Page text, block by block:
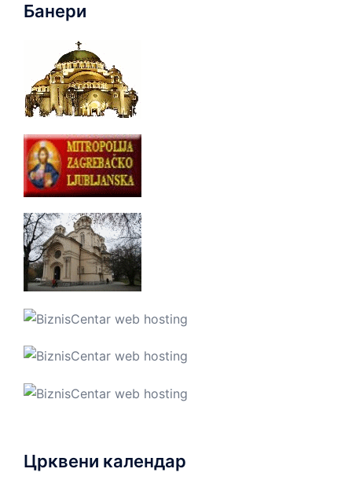
Банери
Црквени календар